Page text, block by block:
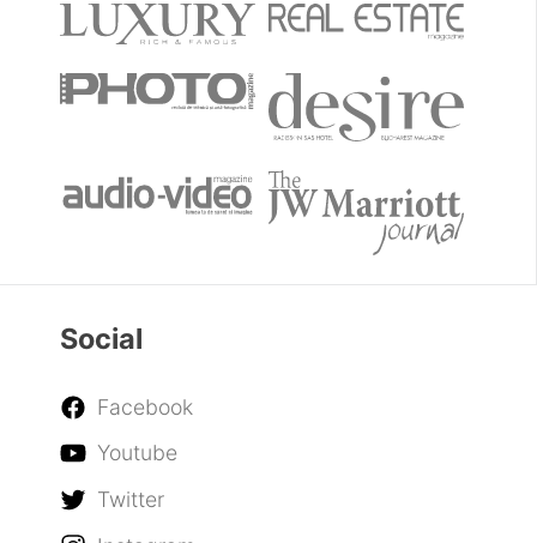
Social
Facebook
Youtube
Twitter